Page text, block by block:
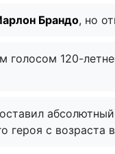
Брандо, но
голосом 120-
героя с возраста